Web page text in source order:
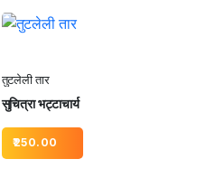
तुटलेली तार
सुचित्रा भट्टाचार्य
250.00